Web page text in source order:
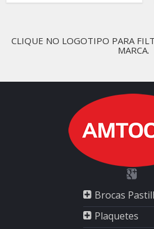
CLIQUE NO LOGOTIPO PARA
MARCA.
Brocas
Plaquetes